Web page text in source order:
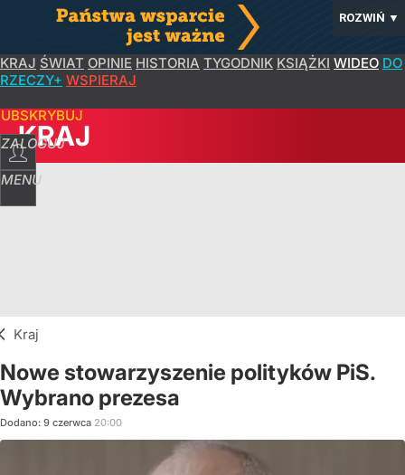
ROZWIŃ ▼
KRAJ ŚWIAT OPINIE HISTORIA TYGODNIK KSIĄŻKI WIDEO DO
RZECZY+ WSPIERAJ
ZALOGUJ
MENU
KRAJ
Kraj
Nowe stowarzyszenie polityków PiS.
Wybrano prezesa
Dodano: 9 czerwca 20:00